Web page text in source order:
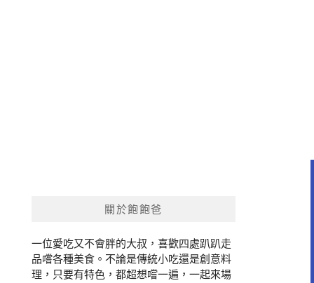
關於飽飽爸
一位愛吃又不會胖的大叔，喜歡四處趴趴走
品嚐各種美食。不論是傳統小吃還是創意料
理，只要有特色，都超想嚐一遍，一起來場